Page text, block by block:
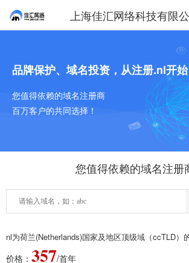
上海佳汇网络科技有限
品牌保护、域名投资，从注册.nl开始
您值得依赖的域名注册商
百万客户的共同选择！
您值得依赖的域名注册
nl为荷兰(Netherlands)国家及地区顶级域（ccTLD）
价格： 357/首年